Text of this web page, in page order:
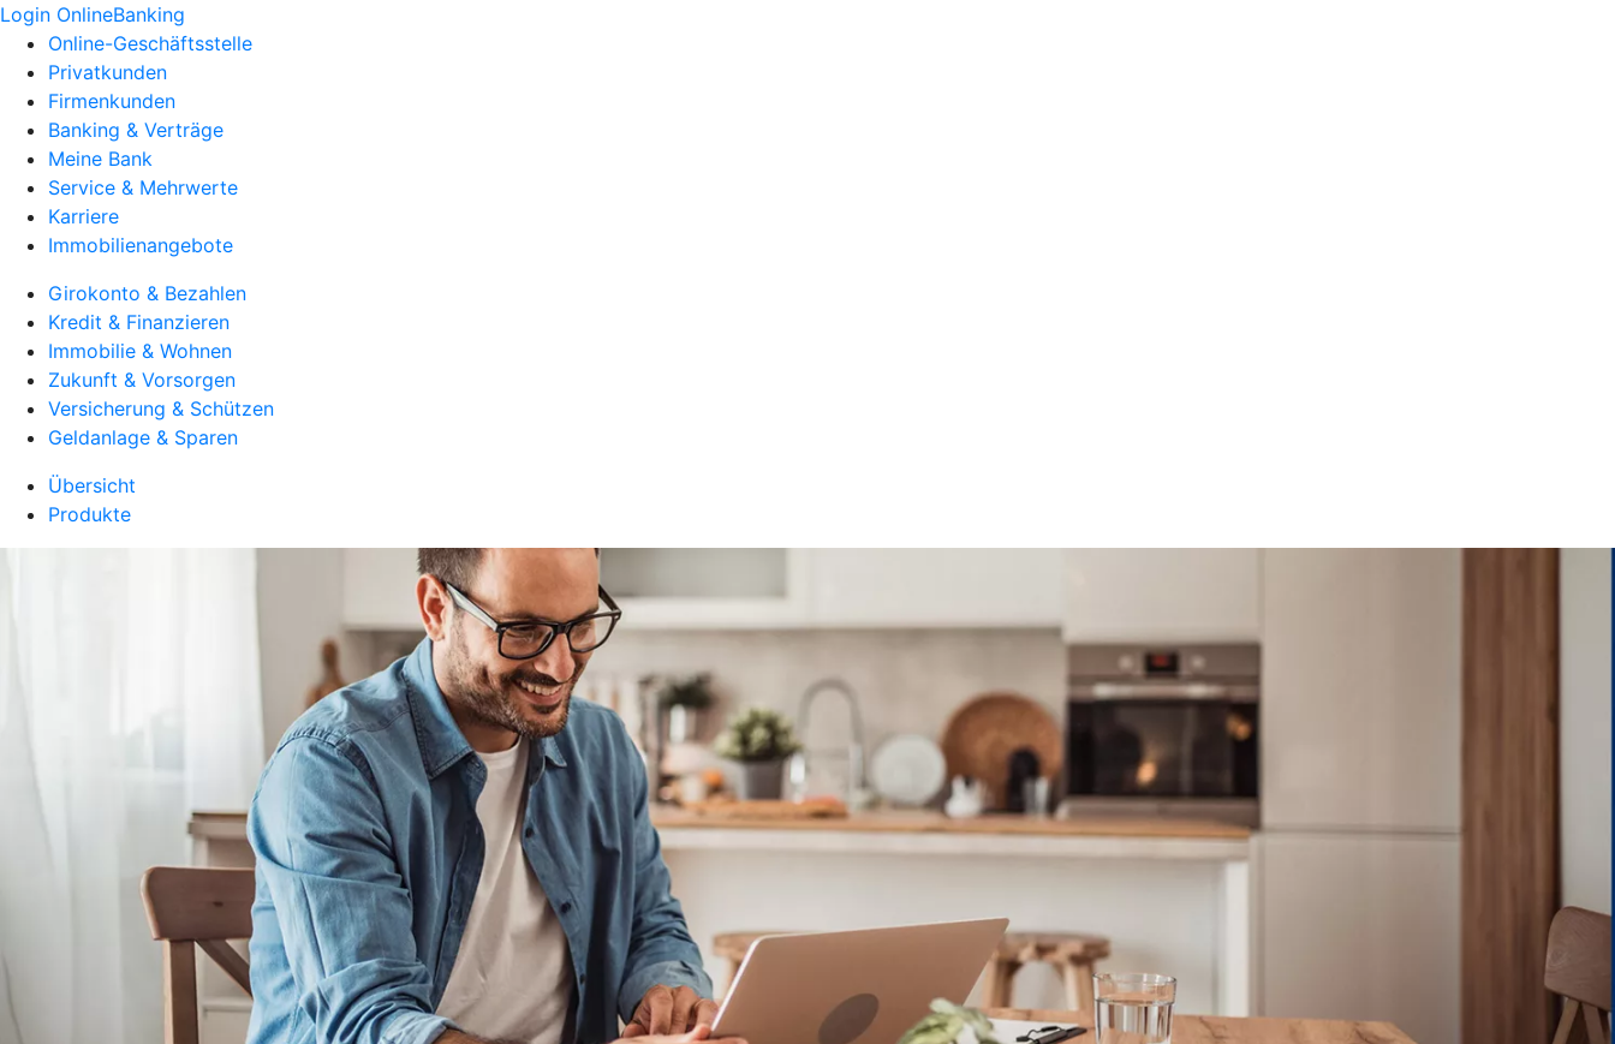
Login OnlineBanking
Online-Geschäftsstelle
Privatkunden
Firmenkunden
Banking & Verträge
Meine Bank
Service & Mehrwerte
Karriere
Immobilienangebote
Girokonto & Bezahlen
Kredit & Finanzieren
Immobilie & Wohnen
Zukunft & Vorsorgen
Versicherung & Schützen
Geldanlage & Sparen
Übersicht
Produkte